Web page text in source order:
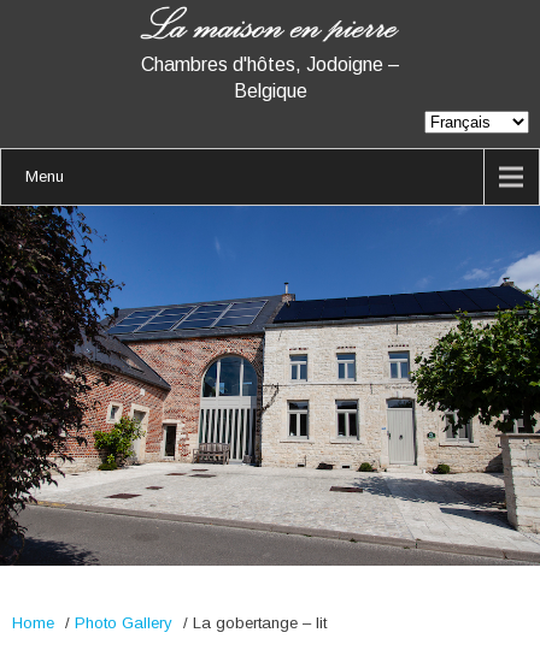
Chambres d'hôtes, Jodoigne –
Belgique
Menu
Home / Photo Gallery / La gobertange – lit